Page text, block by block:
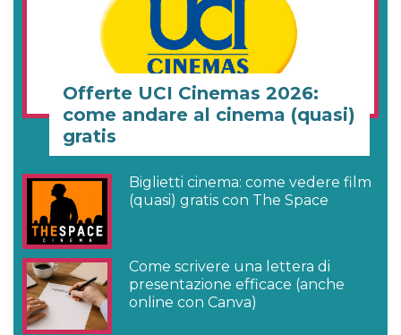
Offerte UCI Cinemas 2026:
come andare al cinema (quasi)
gratis
Biglietti cinema: come vedere film
(quasi) gratis con The Space
Come scrivere una lettera di
presentazione efficace (anche
online con Canva)